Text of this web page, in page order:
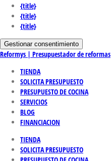
{title}
{title}
{title}
Gestionar consentimiento
Reformys | Presupuestador de reformas
TIENDA
SOLICITA PRESUPUESTO
PRESUPUESTO DE COCINA
SERVICIOS
BLOG
FINANCIACION
TIENDA
SOLICITA PRESUPUESTO